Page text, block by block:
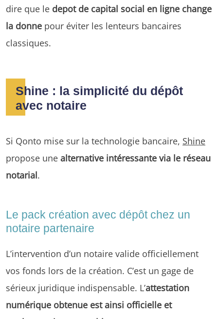
dire que le depot de capital social en ligne change
la donne pour éviter les lenteurs bancaires
classiques.
Shine : la simplicité du dépôt
avec notaire
Si Qonto mise sur la technologie bancaire, Shine
propose une alternative intéressante via le réseau
notarial.
Le pack création avec dépôt chez un
notaire partenaire
L’intervention d’un notaire valide officiellement
vos fonds lors de la création. C’est un gage de
sérieux juridique indispensable. L’attestation
numérique obtenue est ainsi officielle et